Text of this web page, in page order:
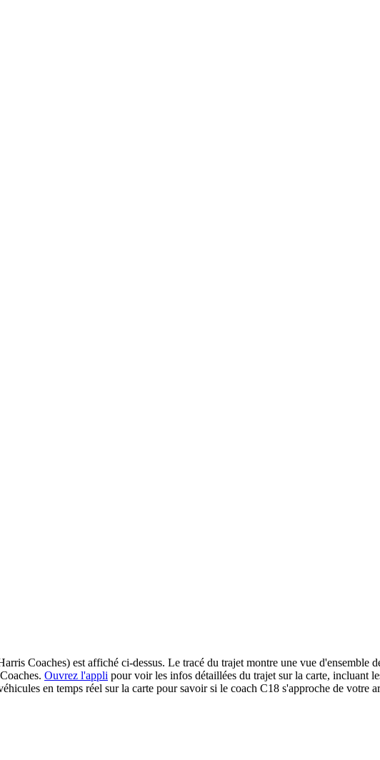
Coaches) est affiché ci-dessus. Le tracé du trajet montre une vue d'ensemble
Ouvrez l'appli pour voir les infos détaillées du trajet sur la carte, incluant
en temps réel sur la carte pour savoir si le coach C18 s'approche de votre